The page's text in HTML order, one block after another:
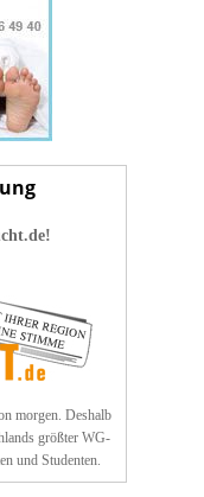
morgen. Deshalb
größter WG-
und Studenten.